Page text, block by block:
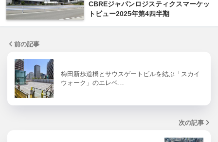
CBREジャパンロジスティクスマーケッ
トビュー2025年第4四半期
前の記事
梅田新歩道橋とサウスゲートビルを結ぶ「スカイ
ウォーク」のエレベ…
次の記事